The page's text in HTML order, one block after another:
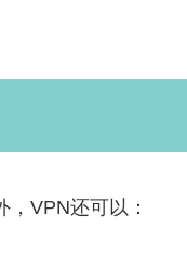
VPN还可以：